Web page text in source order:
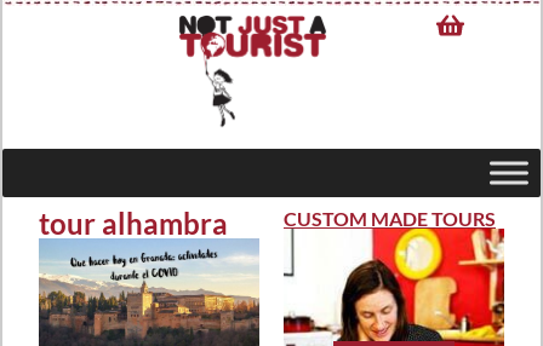
tour alhambra CUSTOM MADE TOURS